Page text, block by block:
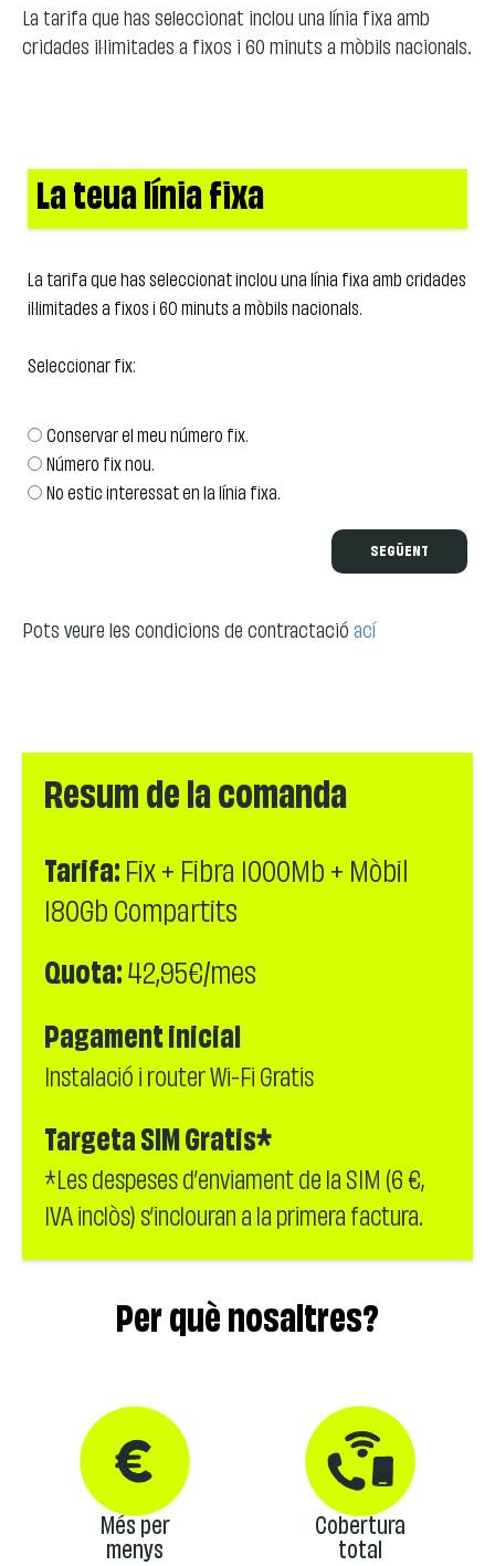
La tarifa que has seleccionat inclou una línia fixa amb
cridades il·limitades a fixos i 60 minuts a mòbils nacionals.
La teua línia fixa
La tarifa que has seleccionat inclou una línia fixa amb cridades
il·limitades a fixos i 60 minuts a mòbils nacionals.
Seleccionar fix:
Conservar el meu número fix.
Número fix nou.
No estic interessat en la línia fixa.
SEGÜENT
Pots veure les condicions de contractació ací
Resum de la comanda
Tarifa: Fix + Fibra 1000Mb + Mòbil
180Gb Compartits
Quota: 42,95€/mes
Pagament inicial
Instalació i router Wi-Fi Gratis
Targeta SIM Gratis*
*Les despeses d’enviament de la SIM (6 €,
IVA inclòs) s’inclouran a la primera factura.
Per què nosaltres?
Més per
menys
Cobertura
total